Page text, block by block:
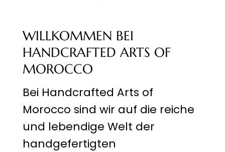
WILLKOMMEN BEI
HANDCRAFTED ARTS OF
MOROCCO
Bei Handcrafted Arts of
Morocco sind wir auf die reiche
und lebendige Welt der
handgefertigten